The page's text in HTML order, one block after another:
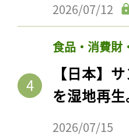
2026/07/12
食品・消費財
【日本】
を湿地再
2026/07/15